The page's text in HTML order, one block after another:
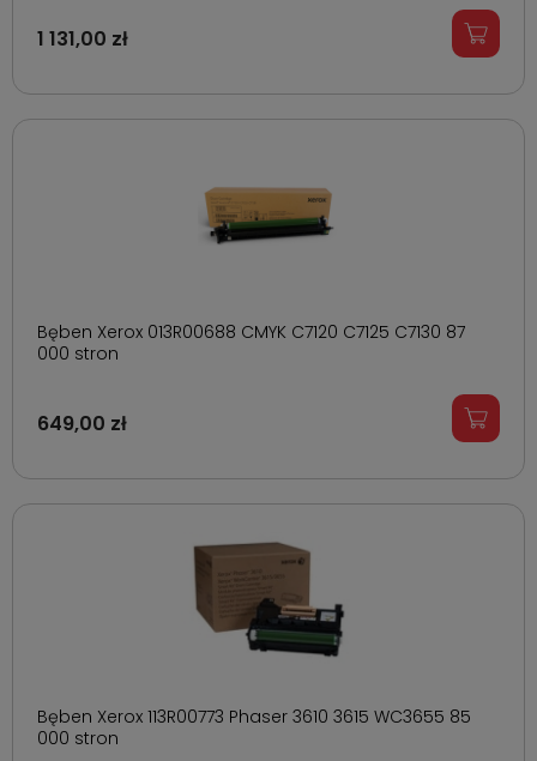
1 131,00 zł
Bęben Xerox 013R00688 CMYK C7120 C7125 C7130 87
000 stron
649,00 zł
Bęben Xerox 113R00773 Phaser 3610 3615 WC3655 85
000 stron